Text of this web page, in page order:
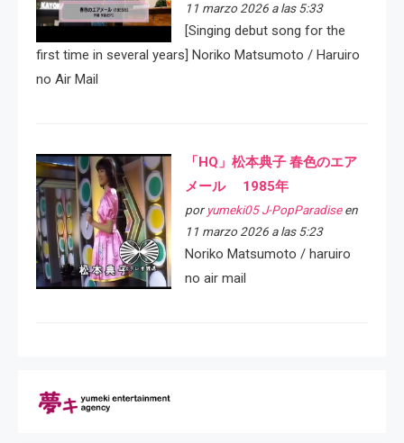
11 marzo 2026 a las 5:33
[Singing debut song for the
first time in several years] Noriko Matsumoto / Haruiro
no Air Mail
「HQ」松本典子 春色のエア
メール 1985年
por yumeki05 J-PopParadiseen
11 marzo 2026 a las 5:23
Noriko Matsumoto / haruiro
no air mail